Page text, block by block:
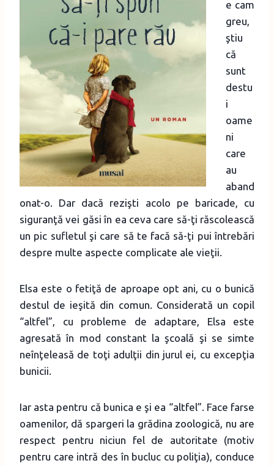
e cam
greu,
ştiu
că
sunt
destu
i
oame
ni
care
au
aband
onat-o. Dar dacă rezişti acolo pe baricade, cu
siguranţă vei găsi în ea ceva care să-ţi răscolească
un pic sufletul şi care să te facă să-ţi pui întrebări
despre multe aspecte complicate ale vieţii.
Elsa este o fetiţă de aproape opt ani, cu o bunică
destul de ieşită din comun. Considerată un copil
“altfel”, cu probleme de adaptare, Elsa este
agresată în mod constant la şcoală şi se simte
neînţeleasă de toţi adulţii din jurul ei, cu excepţia
bunicii.
Iar asta pentru că bunica e şi ea “altfel”. Face farse
oamenilor, dă spargeri la grădina zoologică, nu are
respect pentru niciun fel de autoritate (motiv
pentru care intră des în bucluc cu poliţia), conduce